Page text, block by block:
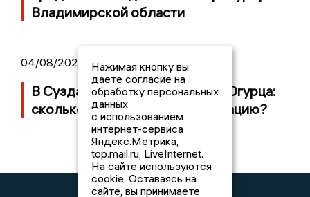
Владимирской области
04/08/2026 09:01
В Суздале прошёл Фестиваль Огурца:
сколько потратили на организацию?
Нажимая кнопку вы
даете согласие на
обработку персональных
данных
с использованием
интернет-сервиса
Яндекс.Метрика,
top.mail.ru, LiveInternet.
На сайте используются
cookie. Оставаясь на
сайте, вы принимаете